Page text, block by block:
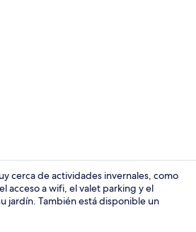
cerca de actividades invernales, como
acceso a wifi, el valet parking y el
jardín. También está disponible un